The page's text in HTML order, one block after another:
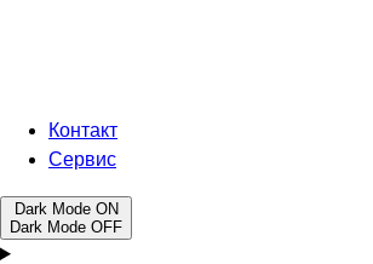
Контакт
Сервис
Dark Mode ON
Dark Mode OFF